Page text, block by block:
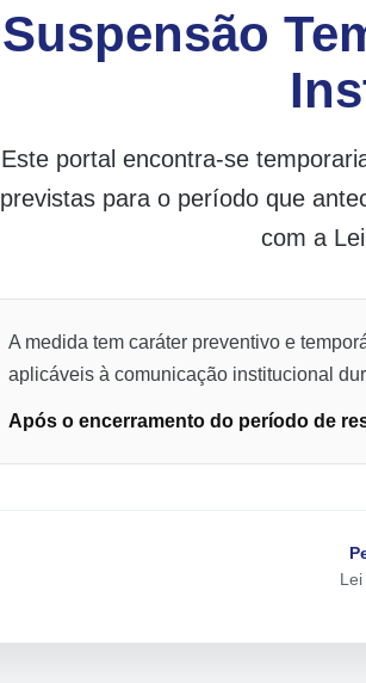
Suspensão
Este portal encontra-se
previstas para o período que
com a
A medida tem caráter preventivo e
aplicáveis à comunicação institucional
Após o encerramento do período de